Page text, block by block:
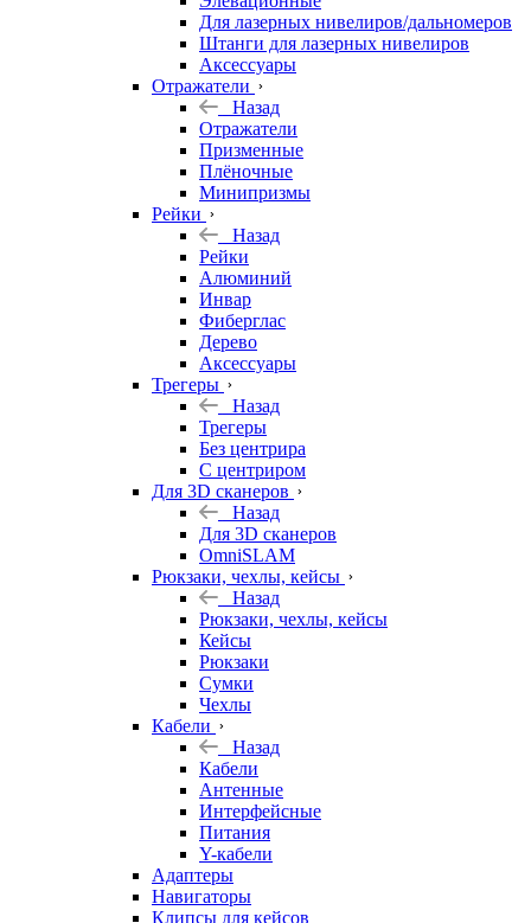
Для лазерных нивелиров/дальномеров
Штанги для лазерных нивелиров
Аксессуары
Отражатели
Назад
Отражатели
Призменные
Плёночные
Минипризмы
Рейки
Назад
Рейки
Алюминий
Инвар
Фиберглас
Дерево
Аксессуары
Трегеры
Назад
Трегеры
Без центрира
С центриром
Для 3D сканеров
Назад
Для 3D сканеров
OmniSLAM
Рюкзаки, чехлы, кейсы
Назад
Рюкзаки, чехлы, кейсы
Кейсы
Рюкзаки
Сумки
Чехлы
Кабели
Назад
Кабели
Антенные
Интерфейсные
Питания
Y-кабели
Адаптеры
Навигаторы
Клипсы для кейсов